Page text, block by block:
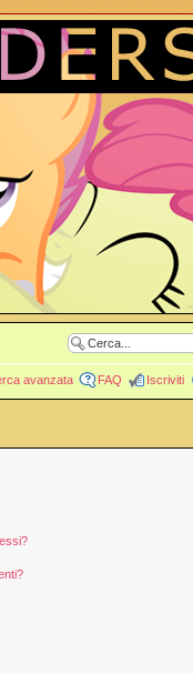
avanzata FAQ Iscriviti